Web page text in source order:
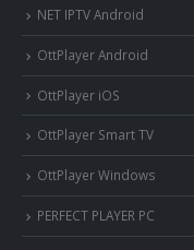
NET IPTV Android
OttPlayer Android
OttPlayer iOS
OttPlayer Smart TV
OttPlayer Windows
PERFECT PLAYER PC